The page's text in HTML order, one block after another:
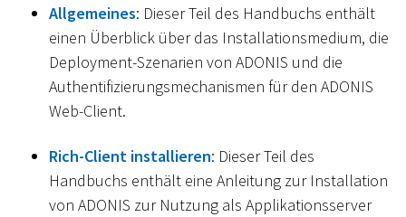
Allgemeines: Dieser Teil des Handbuchs enthält
einen Überblick über das Installationsmedium, die
Deployment-Szenarien von ADONIS und die
Authentifizierungsmechanismen für den ADONIS
Web-Client.
Rich-Client installieren: Dieser Teil des
Handbuchs enthält eine Anleitung zur Installation
von ADONIS zur Nutzung als Applikationsserver